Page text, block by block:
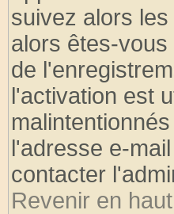
suivez alors
alors êtes-
de
l'activation est
l'adresse e-
contacter
Revenir en haut